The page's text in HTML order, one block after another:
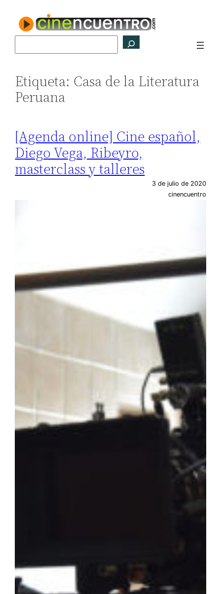
contenido
Etiqueta: Casa de la Literatura
Peruana
[Agenda online] Cine español,
Diego Vega, Ribeyro,
masterclass y talleres
3 de julio de 2020
cinencuentro